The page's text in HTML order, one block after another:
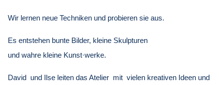
Wir lernen neue Techniken und probieren sie aus.
Es entstehen bunte Bilder, kleine Skulpturen
und wahre kleine Kunst·werke.
David und Ilse leiten das Atelier mit vielen kreativen Ideen und